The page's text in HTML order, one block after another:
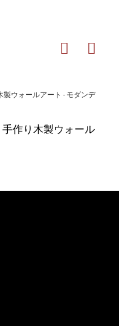
作り木製ウォール